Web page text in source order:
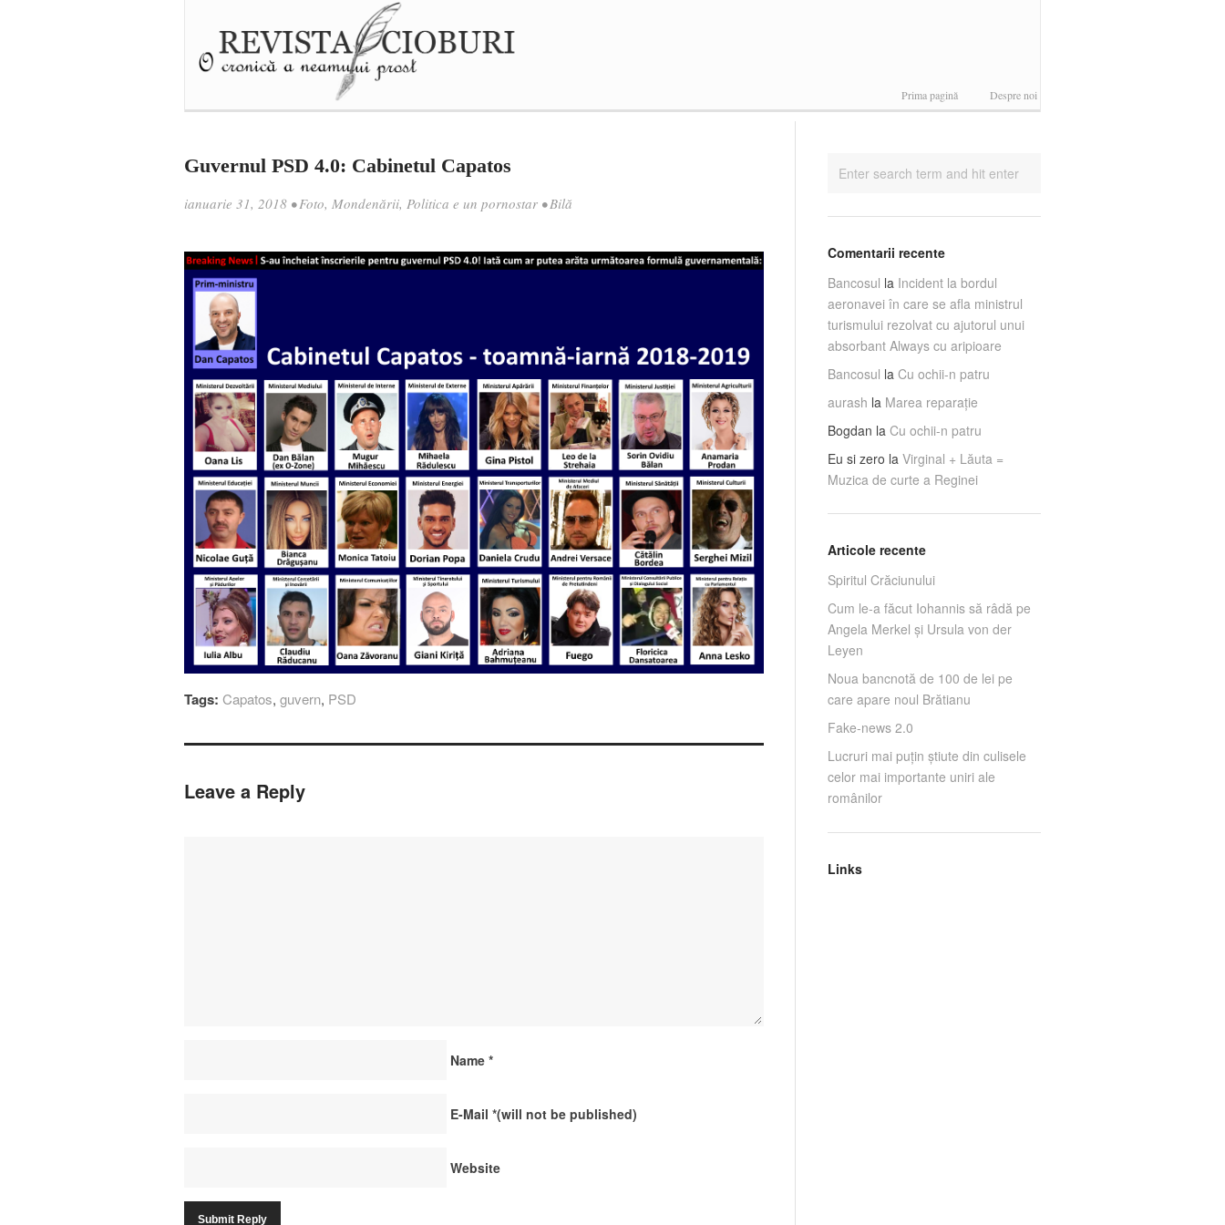
Prima pagină Despre noi
Guvernul PSD 4.0: Cabinetul Capatos
ianuarie 31, 2018 •Foto, Mondenării, Politica e un pornostar •Bilă
Tags: Capatos, guvern, PSD
Leave a Reply
Name *
E-Mail *(will not be published)
Website
Comentarii recente
Bancosul la Incident la bordul
aeronavei în care se afla ministrul
turismului rezolvat cu ajutorul unui
absorbant Always cu aripioare
Bancosul la Cu ochii-n patru
aurash la Marea reparaţie
Bogdan la Cu ochii-n patru
Eu si zero la Virginal + Lăuta =
Muzica de curte a Reginei
Articole recente
Spiritul Crăciunului
Cum le-a făcut Iohannis să râdă pe
Angela Merkel și Ursula von der
Leyen
Noua bancnotă de 100 de lei pe
care apare noul Brătianu
Fake-news 2.0
Lucruri mai puţin ştiute din culisele
celor mai importante uniri ale
românilor
Links